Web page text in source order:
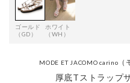
ゴールド
（GD）
ホワイト
（WH）
MODE ET JACOMO carino
厚底Tストラップ